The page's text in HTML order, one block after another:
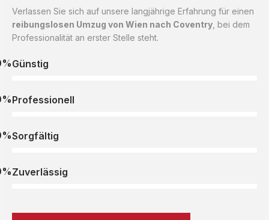
Verlassen Sie sich auf unsere langjährige Erfahrung für einen
reibungslosen Umzug von Wien nach Coventry , bei dem
Professionalität an erster Stelle steht.
Günstig
Professionell
Sorgfältig
Zuverlässig